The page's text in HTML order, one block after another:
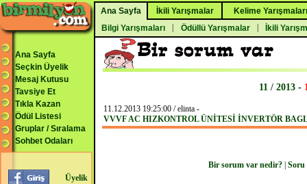
Ana Sayfa İkili Yarışmalar
Kelime Yarışmaları
Bilgi Yarışmaları
Ödüllü Yarışmalar İkili
Ana Sayfa
Seçkin Üyelik
Mesaj Kutusu
Tavsiye Et
Tıkla Kazan
Ödül Listesi
Gruplar / Sıralama
Sohbet Odaları
Üyelik
11 / 2013-
11.12.2013 19:25:00 / elinta -
VVVF AC HIZKONTROL ÜNİTESİ İNVERTÖR
Bir sorum var nedir?| Soru